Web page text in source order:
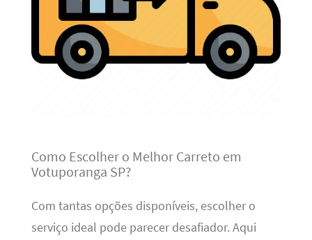
Como Escolher o Melhor Carreto em
Votuporanga SP?
Com tantas opções disponíveis, escolher o
serviço ideal pode parecer desafiador. Aqui